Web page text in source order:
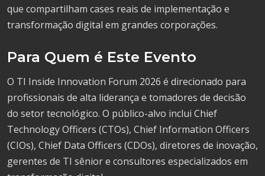
que compartilham cases reais de implementação e
transformação digital em grandes corporações.
Para Quem é Este Evento
O TI Inside Innovation Forum 2026 é direcionado para
profissionais de alta liderança e tomadores de decisão
do setor tecnológico. O público-alvo inclui Chief
Technology Officers (CTOs), Chief Information Officers
(CIOs), Chief Data Officers (CDOs), diretores de inovação,
gerentes de TI sênior e consultores especializados em